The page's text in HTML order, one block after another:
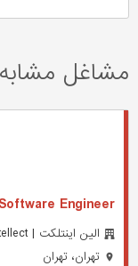
مشاغل مشابه
Engineer
الین اینتلکت | AlienIntellect
تهران، تهران